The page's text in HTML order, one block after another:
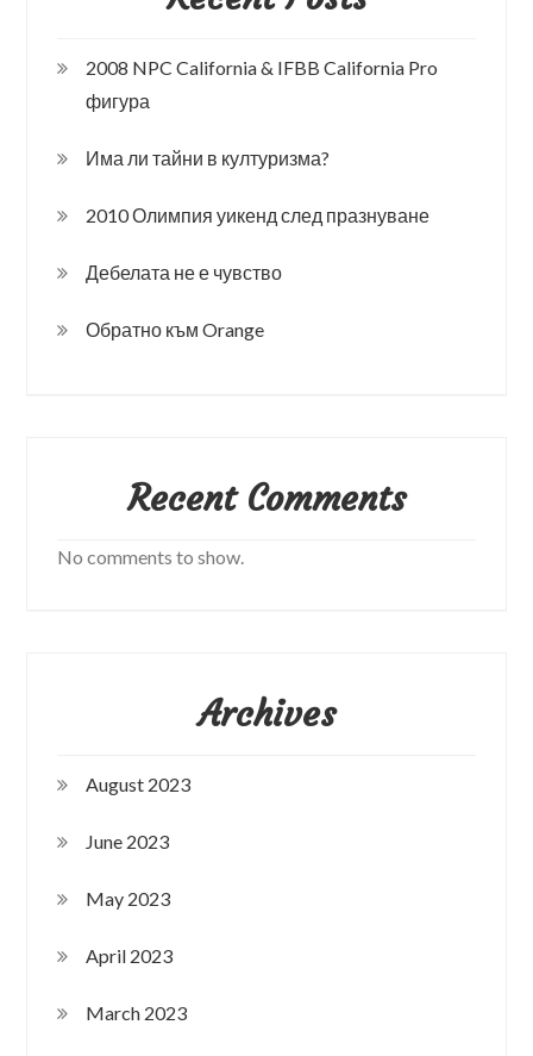
2008 NPC California & IFBB California Pro
фигура
Има ли тайни в културизма?
2010 Олимпия уикенд след празнуване
Дебелата не е чувство
Обратно към Orange
Recent Comments
No comments to show.
Archives
August 2023
June 2023
May 2023
April 2023
March 2023